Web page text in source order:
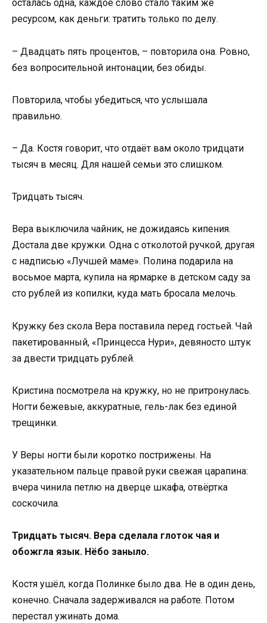
осталась одна, каждое слово стало таким же
ресурсом, как деньги: тратить только по делу.
– Двадцать пять процентов, – повторила она. Ровно,
без вопросительной интонации, без обиды.
Повторила, чтобы убедиться, что услышала
правильно.
– Да. Костя говорит, что отдаёт вам около тридцати
тысяч в месяц. Для нашей семьи это слишком.
Тридцать тысяч.
Вера выключила чайник, не дожидаясь кипения.
Достала две кружки. Одна с отколотой ручкой, другая
с надписью «Лучшей маме». Полина подарила на
восьмое марта, купила на ярмарке в детском саду за
сто рублей из копилки, куда мать бросала мелочь.
Кружку без скола Вера поставила перед гостьей. Чай
пакетированный, «Принцесса Нури», девяносто штук
за двести тридцать рублей.
Кристина посмотрела на кружку, но не притронулась.
Ногти бежевые, аккуратные, гель-лак без единой
трещинки.
У Веры ногти были коротко пострижены. На
указательном пальце правой руки свежая царапина:
вчера чинила петлю на дверце шкафа, отвёртка
соскочила.
Тридцать тысяч. Вера сделала глоток чая и
обожгла язык. Нёбо заныло.
Костя ушёл, когда Полинке было два. Не в один день,
конечно. Сначала задерживался на работе. Потом
перестал ужинать дома.